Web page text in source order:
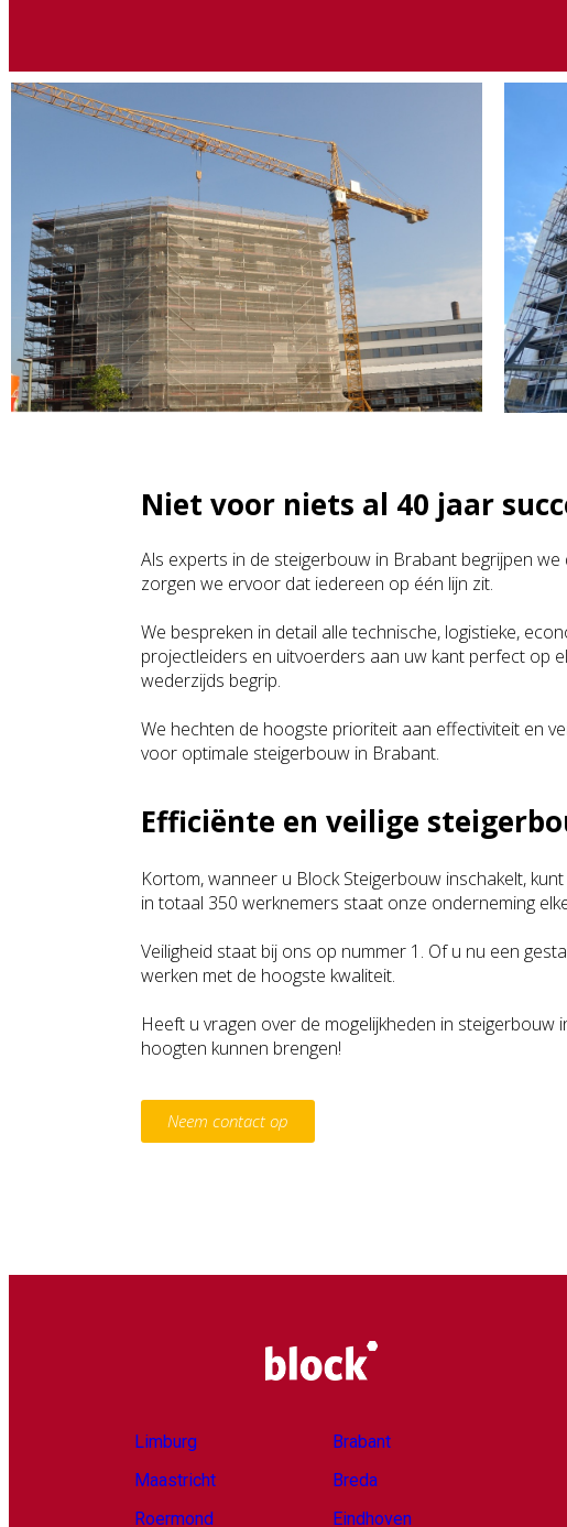
Niet voor niets al 40 jaar
Als experts in de steigerbouw in Brabant begrijpen
zorgen we ervoor dat iedereen op één lijn zit.
We bespreken in detail alle technische, logistieke,
projectleiders en uitvoerders aan uw kant perfect op
wederzijds begrip.
We hechten de hoogste prioriteit aan effectiviteit en
voor optimale steigerbouw in Brabant.
Efficiënte en veilige
Kortom, wanneer u Block Steigerbouw inschakelt,
in totaal 350 werknemers staat onze onderneming
Veiligheid staat bij ons op nummer 1. Of u nu een
werken met de hoogste kwaliteit.
Heeft u vragen over de mogelijkheden in
hoogten kunnen brengen!
Neem contact op
Limburg
Maastricht
Roermond
Brabant
Breda
Eindhoven